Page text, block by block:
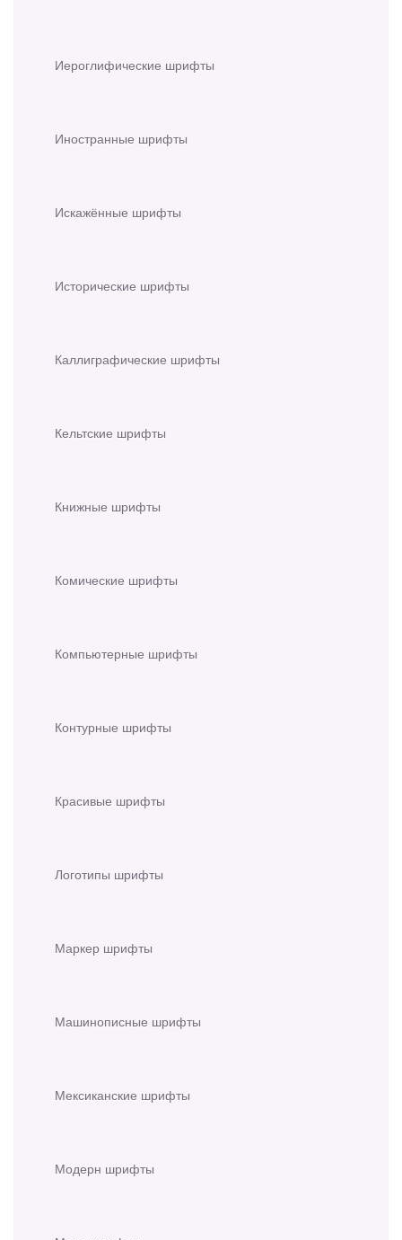
Иероглифические шрифты
Иностранные шрифты
Искажённые шрифты
Исторические шрифты
Каллиграфические шрифты
Кельтские шрифты
Книжные шрифты
Комические шрифты
Компьютерные шрифты
Контурные шрифты
Красивые шрифты
Логотипы шрифты
Маркер шрифты
Машинописные шрифты
Мексиканские шрифты
Модерн шрифты